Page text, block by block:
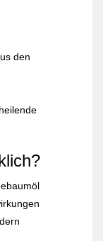
den